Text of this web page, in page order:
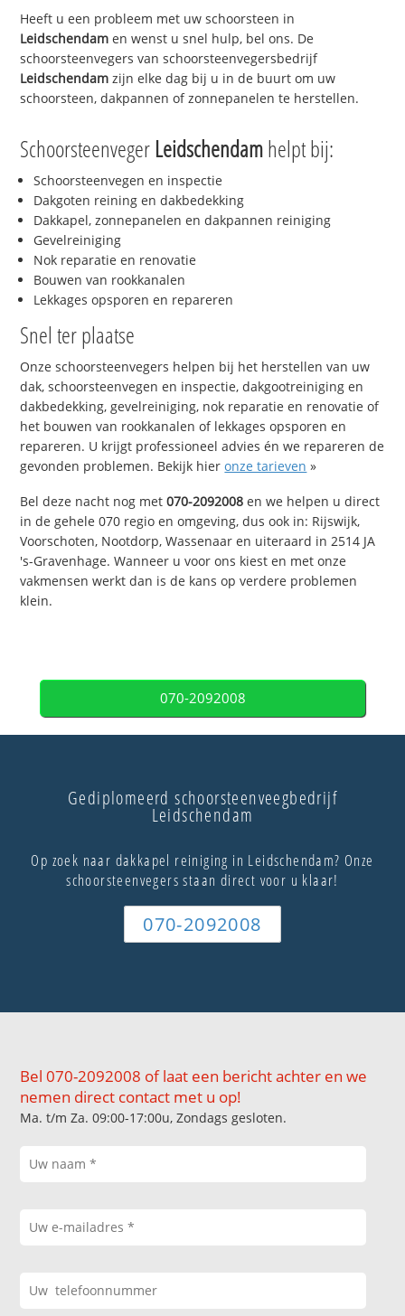
Heeft u een probleem met uw schoorsteen in
Leidschendam en wenst u snel hulp, bel ons. De
schoorsteenvegers van schoorsteenvegersbedrijf
Leidschendam zijn elke dag bij u in de buurt om uw
schoorsteen, dakpannen of zonnepanelen te herstellen.
Schoorsteenveger Leidschendamhelpt bij:
Schoorsteenvegen en inspectie
Dakgoten reining en dakbedekking
Dakkapel, zonnepanelen en dakpannen reiniging
Gevelreiniging
Nok reparatie en renovatie
Bouwen van rookkanalen
Lekkages opsporen en repareren
Snel ter plaatse
Onze schoorsteenvegers helpen bij het herstellen van uw
dak, schoorsteenvegen en inspectie, dakgootreiniging en
dakbedekking, gevelreiniging, nok reparatie en renovatie of
het bouwen van rookkanalen of lekkages opsporen en
repareren. U krijgt professioneel advies én we repareren de
gevonden problemen. Bekijk hieronze tarieven »
Bel deze nacht nog met070-2092008 en we helpen u direct
in de gehele 070 regio en omgeving, dus ook in: Rijswijk,
Voorschoten, Nootdorp, Wassenaar en uiteraard in 2514 JA
's-Gravenhage. Wanneer u voor ons kiest en met onze
vakmensen werkt dan is de kans op verdere problemen
klein.
070-2092008
Gediplomeerd schoorsteenveegbedrijf
Leidschendam
Op zoek naar dakkapel reiniging in Leidschendam? Onze
schoorsteenvegers staan direct voor u klaar!
070-2092008
Bel 070-2092008 of laat een bericht achter en we
nemen direct contact met u op!
Ma. t/m Za. 09:00-17:00u, Zondags gesloten.